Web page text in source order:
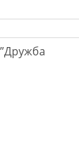
Дружба